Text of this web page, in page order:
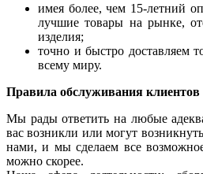
имея более, чем 15-летний
лучшие товары на рынке,
изделия;
точно и быстро доставляем
всему миру.
Правила обслуживания клиентов
Мы рады ответить на любые
вас возникли или могут
нами, и мы сделаем все
можно скорее.